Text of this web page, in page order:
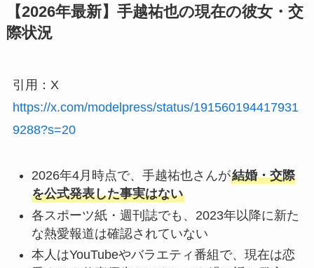
【2026年最新】手越祐也の現在の彼女・交
際状況
引用：X
https://x.com/modelpress/status/191560194417931
9288?s=20
2026年4月時点で、手越祐也さんが結婚・交際
を公式発表した事実はない
各スポーツ紙・週刊誌でも、2023年以降に新た
な熱愛報道は確認されていない
本人はYouTubeやバラエティ番組で、現在は恋